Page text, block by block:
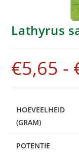
Lathyrus
€5,65 -
HOEVEELHEID
(GRAM)
POTENTIE